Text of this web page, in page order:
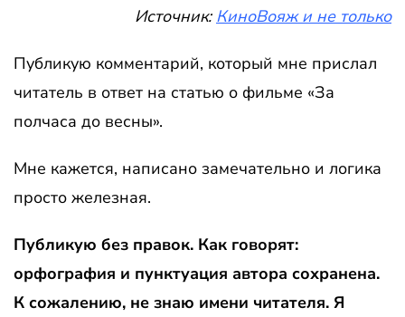
Источник: КиноВояж и не только
Публикую комментарий, который мне прислал
читатель в ответ на статью о фильме «За
полчаса до весны».
Мне кажется, написано замечательно и логика
просто железная.
Публикую без правок. Как говорят:
орфография и пунктуация автора сохранена.
К сожалению, не знаю имени читателя. Я